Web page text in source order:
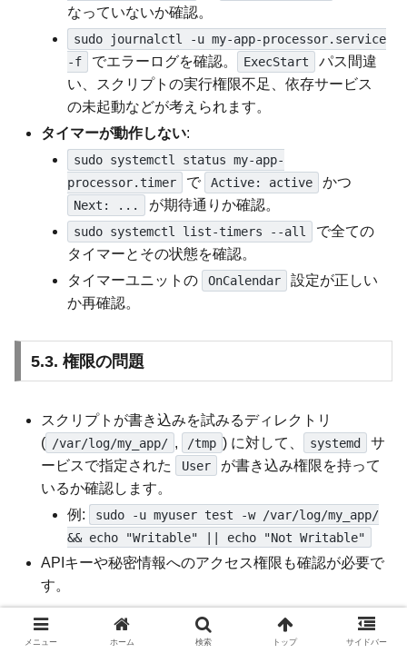
なっていないか確認。
sudo journalctl -u my-app-processor.service
-f
でエラーログを確認。 ExecStart
パス間違
い、スクリプトの実行権限不足、依存サービス
の未起動などが考えられます。
タイマーが動作しない:
sudo systemctl status my-app-
processor.timer
で Active: active かつ
Next: ... が期待通りか確認。
sudo systemctl list-timers --all
で全ての
タイマーとその状態を確認。
タイマーユニットの
OnCalendar
設定が正しい
か再確認。
5.3. 権限の問題
スクリプトが書き込みを試みるディレクトリ
( /var/log/my_app/ , /tmp ) に対して、 systemd
サ
ービスで指定された
User
が書き込み権限を持って
いるか確認します。
例:
sudo -u myuser test -w /var/log/my_app/
&& echo "Writable" || echo "Not Writable"
APIキーや秘密情報へのアクセス権限も確認が必要で
す。
6. まとめ
メニュー ホーム 検索 トップ サイドバー